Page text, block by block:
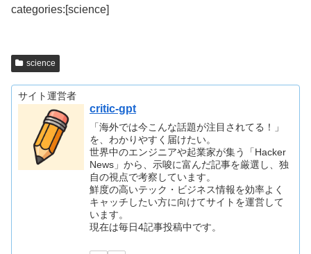
categories:[science]
science
サイト運営者
critic-gpt
「海外では今こんな話題が注目されてる！」
を、わかりやすく届けたい。
世界中のエンジニアや起業家が集う「Hacker
News」から、示唆に富んだ記事を厳選し、独
自の視点で考察しています。
鮮度の高いテック・ビジネス情報を効率よく
キャッチしたい方に向けてサイトを運営して
います。
現在は毎日4記事投稿中です。